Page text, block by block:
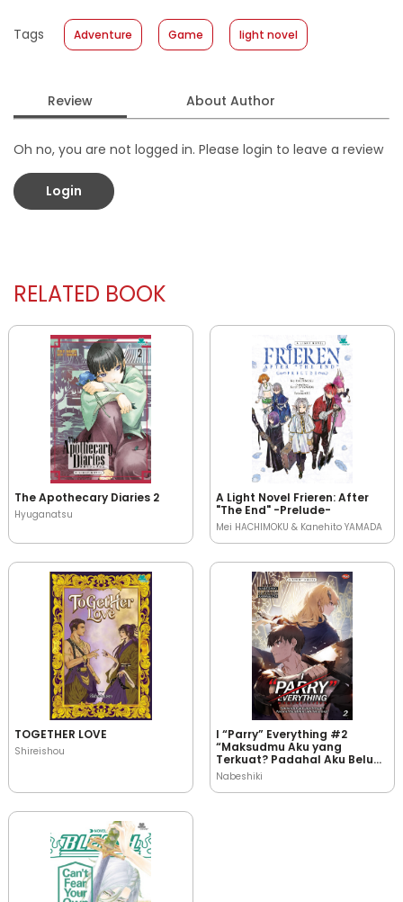
Tags Adventure Game light novel
Review About Author
Oh no, you are not logged in. Please login to leave a review
Login
RELATED BOOK
The Apothecary Diaries 2
Hyuganatsu
A Light Novel Frieren: After
"The End" -Prelude-
Mei HACHIMOKU & Kanehito YAMADA
TOGETHER LOVE
Shireishou
I “Parry” Everything #2
“Maksudmu Aku yang
Terkuat? Padahal Aku Belum
Jadi Petualang!”
Nabeshiki